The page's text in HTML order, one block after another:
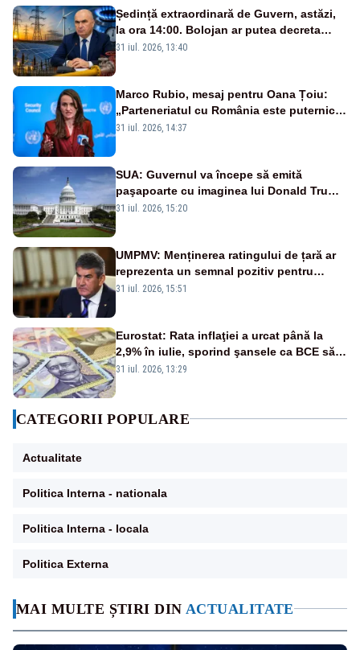
MAI MULTE ȘTIRI DIN ACTUALITATE
Ședință extraordinară de Guvern, astăzi,
la ora 14:00. Bolojan ar putea decreta
stare de urgență energetică
31 iul. 2026, 13:40
Marco Rubio, mesaj pentru Oana Țoiu:
„Parteneriatul cu România este puternic
și prețuit”
31 iul. 2026, 14:37
SUA: Guvernul va începe să emită
paşapoarte cu imaginea lui Donald Trump
începând cu 8 august
31 iul. 2026, 15:20
UMPMV: Menținerea ratingului de țară ar
reprezenta un semnal pozitiv pentru
România. Autoritățile trebuie să continue
31 iul. 2026, 15:51
Eurostat: Rata inflaţiei a urcat până la
2,9% în iulie, sporind şansele ca BCE să
majoreze dobânda
31 iul. 2026, 13:29
CATEGORII POPULARE
Actualitate
Politica Interna - nationala
Politica Interna - locala
Politica Externa